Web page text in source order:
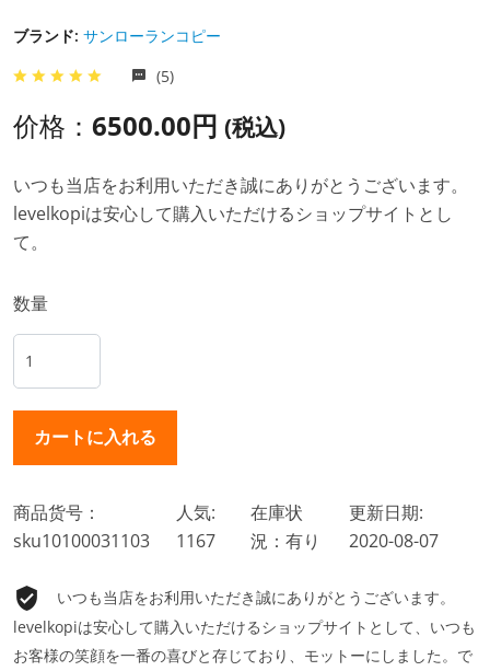
ブランド: サンローランコピー
(5)
价格： 6500.00円 (税込)
いつも当店をお利用いただき誠にありがとうございます。
levelkopiは安心して購入いただけるショップサイトとし
て。
数量
商品货号：
sku10100031103
人気:
1167
在庫状
況：有り
更新日期:
2020-08-07
いつも当店をお利用いただき誠にありがとうございます。
levelkopiは安心して購入いただけるショップサイトとして、いつも
お客様の笑顔を一番の喜びと存じており、モットーにしました。で